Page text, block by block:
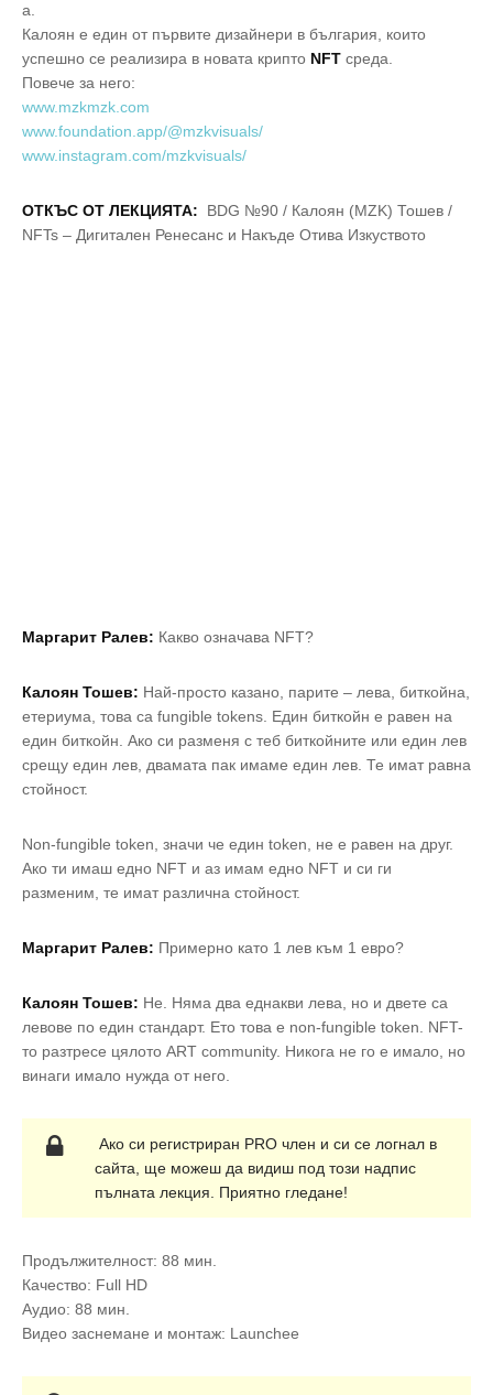
а.
Калоян е един от първите дизайнери в българия, които
успешно се реализира в новата крипто NFT среда.
Повече за него:
www.mzkmzk.com
www.foundation.app/@mzkvisuals/
www.instagram.com/mzkvisuals/
ОТКЪС ОТ ЛЕКЦИЯТА:
BDG №90 / Калоян (MZK) Тошев /
NFTs – Дигитален Ренесанс и Накъде Отива Изкуството
Маргарит Ралев: Какво означава NFT?
Калоян Тошев: Най-просто казано, парите – лева, биткойна,
етериума, това са fungible tokens. Един биткойн e равен на
един биткойн. Ако си разменя с теб биткойните или един лев
срещу един лев, двамата пак имаме един лев. Те имат равна
стойност.
Non-fungible token, значи че един token, не е равен на друг.
Ако ти имаш едно NFT и аз имам едно NFT и си ги
разменим, те имат различна стойност.
Маргарит Ралев: Примерно като 1 лев към 1 евро?
Калоян Тошев: Не. Няма два еднакви лева, но и двете са
левове по един стандарт. Ето това е non-fungible token. NFT-
то разтресе цялото ART community. Никога не го е имало, но
винаги имало нужда от него.
Ако си регистриран PRO член и си се логнал в
сайта, ще можеш да видиш под този надпис
пълната лекция. Приятно гледане!
Продължителност: 88 мин.
Качество: Full HD
Аудио: 88 мин.
Видео заснемане и монтаж: Launchee